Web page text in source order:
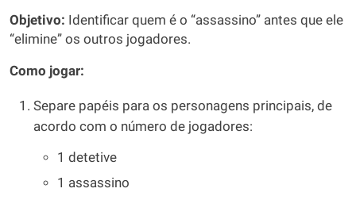
Objetivo: Identificar quem é o “assassino” antes que ele
“elimine” os outros jogadores.
Como jogar:
Separe papéis para os personagens principais, de
acordo com o número de jogadores:
1 detetive
1 assassino